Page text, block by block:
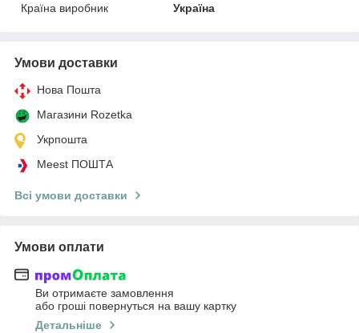
Країна виробник
Україна
Умови доставки
Нова Пошта
Магазини Rozetka
Укрпошта
Meest ПОШТА
Всі умови доставки
Умови оплати
Ви отримаєте замовлення
або гроші повернуться на вашу картку
Детальніше